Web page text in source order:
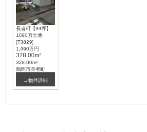
長者町【99坪】
1090万土地
[T3829]
1,090万円
328.00m²
328.00m²
鶴岡市長者町
→物件詳細